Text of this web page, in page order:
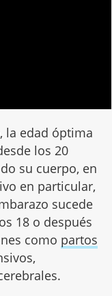
la edad óptima
los 20
su cuerpo, en
en particular,
sucede
18 o después
como partos